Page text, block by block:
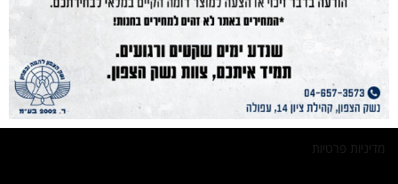
גלריה
מפת אתר
צור קשר
מדיניות פרטיות